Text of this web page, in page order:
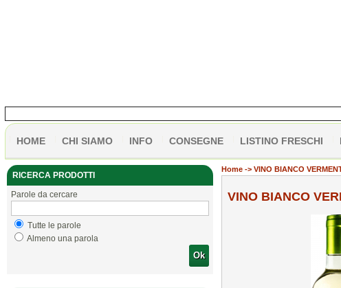
HOME CHI SIAMO INFO CONSEGNE LISTINO FRESCHI
RICERCA PRODOTTI
Parole da cercare
Tutte le parole
Almeno una parola
Ok
Home-> VINO BIANCO
VINO BIANCO